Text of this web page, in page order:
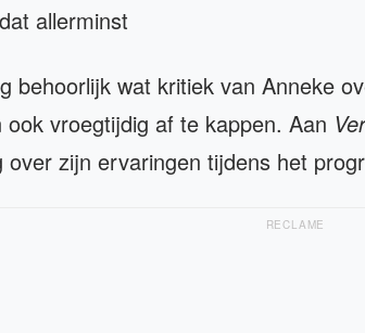
dat allerminst
behoorlijk wat kritiek van Anneke
ook vroegtijdig af te kappen. Aan
over zijn ervaringen tijdens het
RECLAME